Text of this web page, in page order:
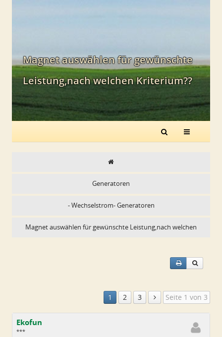
Magnet auswählen für gewünschte
Leistung,nach welchen Kriterium??
Generatoren
- Wechselstrom- Generatoren
Magnet auswählen für gewünschte Leistung,nach welchen
1 2 3 Seite 1 von 3
Ekofun
***